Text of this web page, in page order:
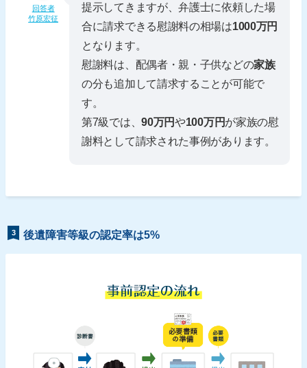
回答者
竹原宏征
提示してきますが、弁護士に依頼した場
合に請求できる慰謝料の相場は1000万円
となります。
慰謝料は、配偶者・親・子供などの家族
の分も追加して請求することが可能で
す。
第7級では、90万円や100万円が家族の慰
謝料として請求された事例があります。
3 後遺障害等級の認定率は5%